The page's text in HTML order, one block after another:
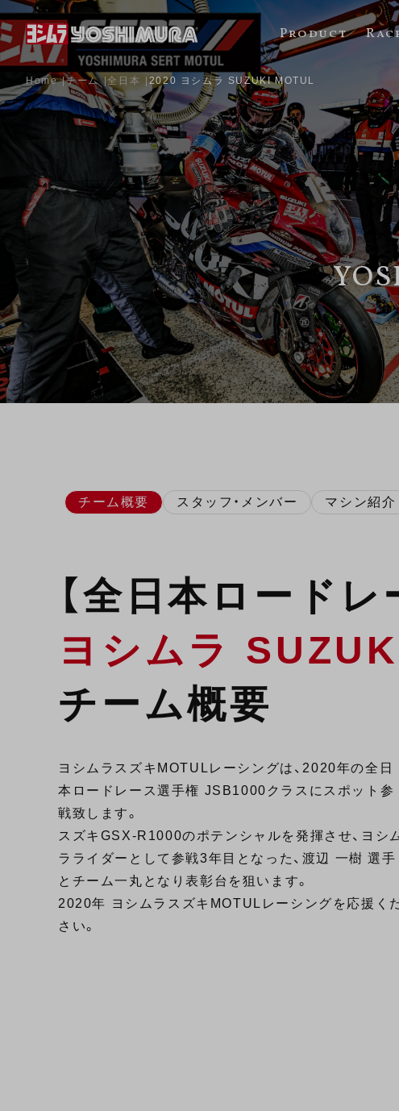
Product
Home チーム 全日本 2020 ヨシムラ SUZUKI MOTUL
チーム概要 スタッフ・メンバー マシン紹介
【全日本ロード
ヨシムラ
チーム概要
ヨシムラスズキMOTULレーシングは、2020年の全日
本ロードレース選手権 JSB1000クラスにスポット参
戦致します。
スズキGSX-R1000のポテンシャルを発揮させ、ヨシ
ラライダーとして参戦3年目となった、渡辺 一樹 選手
とチーム一丸となり表彰台を狙います。
2020年 ヨシムラスズキMOTULレーシングを応援く
さい。